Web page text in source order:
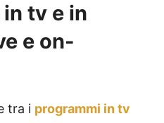
tv e in
e on-
tra i programmi in tv